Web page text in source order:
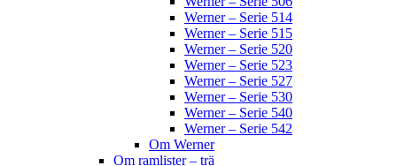
Werner – Serie 514
Werner – Serie 515
Werner – Serie 520
Werner – Serie 523
Werner – Serie 527
Werner – Serie 530
Werner – Serie 540
Werner – Serie 542
Om Werner
Om ramlister – trä